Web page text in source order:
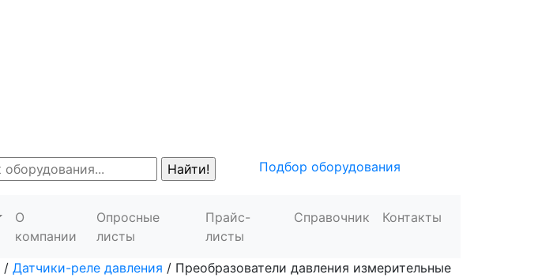
Подбор оборудования
О
компании
Опросные
листы
Прайс-
листы
Справочник Контакты
/ Датчики-реле давления / Преобразователи давления измерительные